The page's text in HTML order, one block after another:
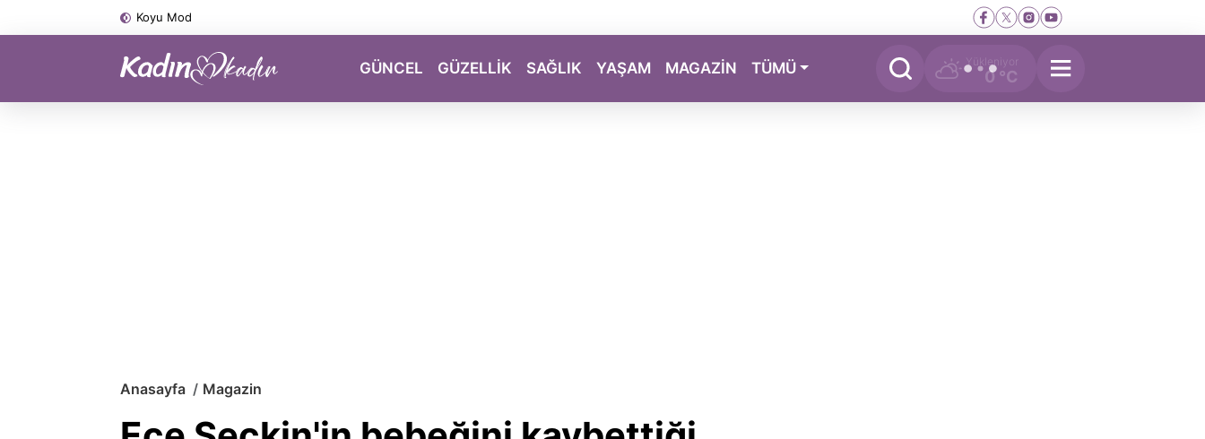
Koyu Mod
GÜNCEL GÜZELLİK SAĞLIK YAŞAM MAGAZİN TÜMÜ Yükleniyor
0 °C
Anasayfa Magazin